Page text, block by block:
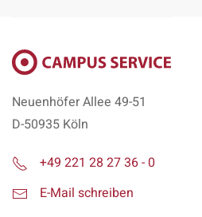
Neuenhöfer Allee 49-51
D-50935 Köln
+49 221 28 27 36 - 0
E-Mail schreiben